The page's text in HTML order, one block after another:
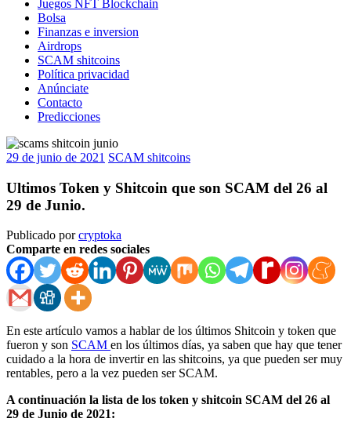
Juegos NFT Blockchain
Bolsa
Finanzas e inversion
Airdrops
SCAM shitcoins
Política privacidad
Anúnciate
Contacto
Predicciones
29 de junio de 2021 SCAM shitcoins
Ultimos Token y Shitcoin que son SCAM del 26 al
29 de Junio.
Publicado porcryptoka
Comparte en redes sociales
En este artículo vamos a hablar de los últimos Shitcoin y token que
fueron y son SCAM en los últimos días, ya saben que hay que tener
cuidado a la hora de invertir en las shitcoins, ya que pueden ser muy
rentables, pero a la vez pueden ser SCAM.
A continuación la lista de los token y shitcoin SCAM del 26 al
29 de Junio de 2021: